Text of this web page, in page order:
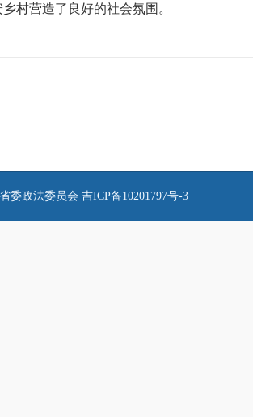
村营造了良好的社会氛围。
委政法委员会 吉ICP备10201797号-3